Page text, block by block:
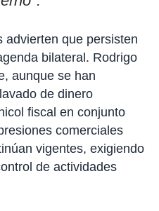
advierten que persisten
bilateral. Rodrigo
aunque se han
de dinero
fiscal en conjunto
comerciales
vigentes, exigiendo
de actividades